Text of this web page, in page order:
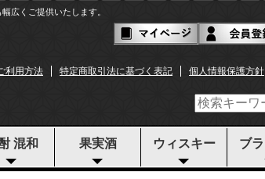
広くご提供いたします。
個人情報保護方針
特定商取引法に基づく表記
利用方法
混和 果実酒 ウィスキー ブ